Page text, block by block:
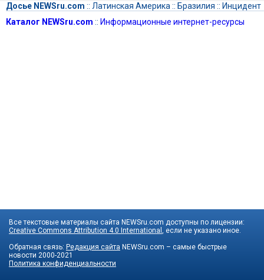
Досье NEWSru.com :: Латинская Америка :: Бразилия :: Инцидент
Каталог NEWSru.com :: Информационные интернет-ресурсы
Все текстовые материалы сайта NEWSru.com доступны по лицензии:
Creative Commons Attribution 4.0 International
, если не указано иное.
Обратная связь: Редакция сайта NEWSru.com – самые быстрые
новости 2000-2021
Политика конфиденциальности